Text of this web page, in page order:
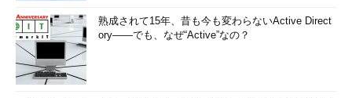
熟成されて15年、昔も今も変わらないActive Direct
ory――でも、なぜ“Active”なの？